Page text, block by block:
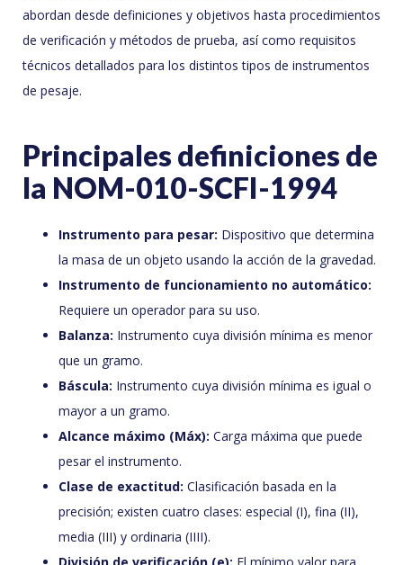
abordan desde definiciones y objetivos hasta procedimientos
de verificación y métodos de prueba, así como requisitos
técnicos detallados para los distintos tipos de instrumentos
de pesaje.
Principales definiciones de
la NOM-010-SCFI-1994
Instrumento para pesar: Dispositivo que determina
la masa de un objeto usando la acción de la gravedad.
Instrumento de funcionamiento no automático:
Requiere un operador para su uso.
Balanza: Instrumento cuya división mínima es menor
que un gramo.
Báscula: Instrumento cuya división mínima es igual o
mayor a un gramo.
Alcance máximo (Máx): Carga máxima que puede
pesar el instrumento.
Clase de exactitud: Clasificación basada en la
precisión; existen cuatro clases: especial (I), fina (II),
media (III) y ordinaria (IIII).